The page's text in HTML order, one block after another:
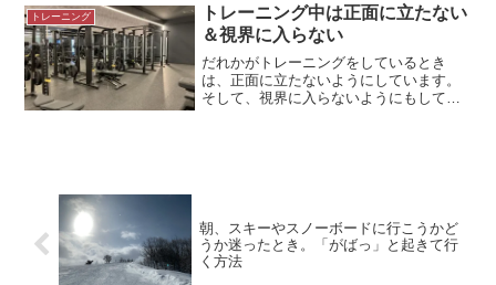
ーニングをやっています。どんなスポー
ツ競技でも練習をはじ...
トレーニング
トレーニング中は正面に立たない
＆視界に入らない
だれかがトレーニングをしているとき
は、正面に立たないようにしています。
そして、視界に入らないようにもしてい
朝、スキーやスノーボードに行こうかど
うか迷ったとき。「がばっ」と起きて行
く方法